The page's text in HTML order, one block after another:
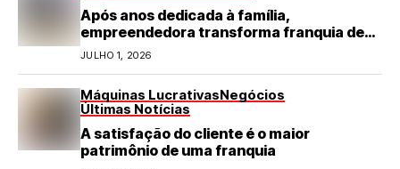
Após anos dedicada à família,
empreendedora transforma franquia de
turismo em negócio de destaque no RN
JULHO 1, 2026
Máquinas LucrativasNegócios
Últimas Notícias
A satisfação do cliente é o maior
patrimônio de uma franquia